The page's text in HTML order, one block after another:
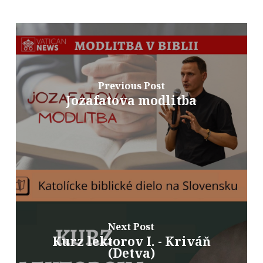
Previous Post
Jozafatova modlitba
Next Post
Kurz lektorov I. - Kriváň
(Detva)